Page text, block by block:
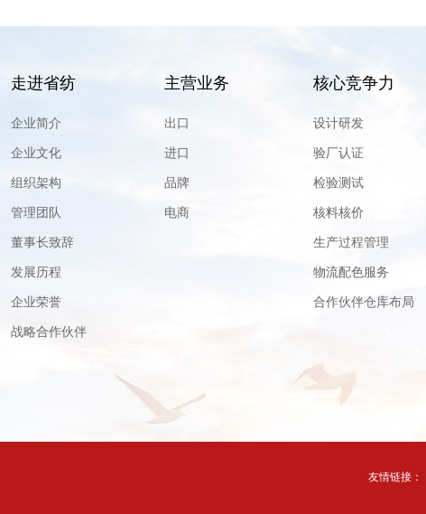
走进省纺
企业简介
企业文化
组织架构
管理团队
董事长致辞
发展历程
企业荣誉
战略合作伙伴
主营业务
出口
进口
品牌
电商
核心竞争力
设计研发
验厂认证
检验测试
核料核价
生产过程管理
物流配色服务
合作伙伴仓库布局
友情链接：